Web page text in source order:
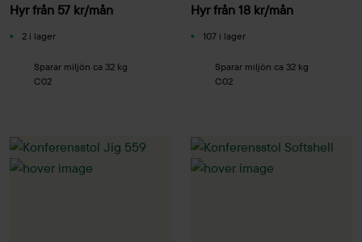
Hyr från 57 kr/mån
2 i lager
Sparar miljön ca 32 kg
C02
Hyr från 18 kr/mån
107 i lager
Sparar miljön ca 32 kg
C02